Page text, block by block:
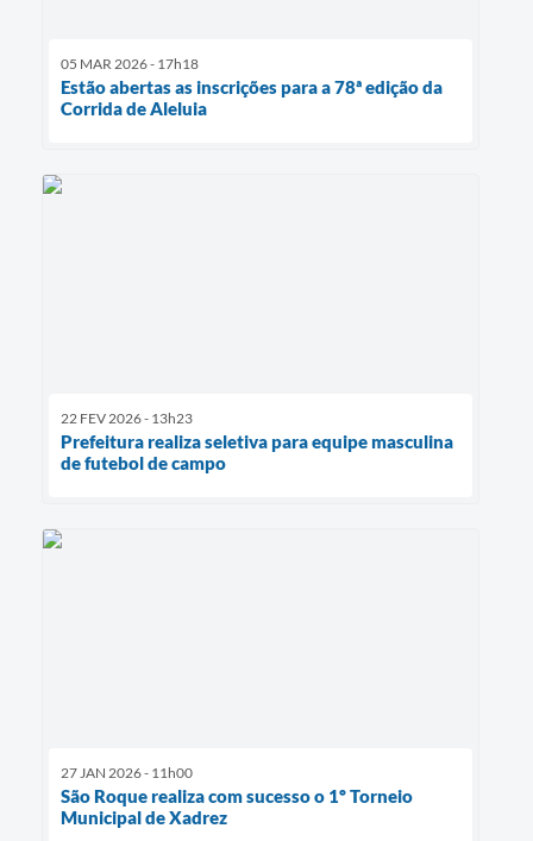
05 MAR 2026 - 17h18
Estão abertas as inscrições para a 78ª edição da
Corrida de Aleluia
22 FEV 2026 - 13h23
Prefeitura realiza seletiva para equipe masculina
de futebol de campo
27 JAN 2026 - 11h00
São Roque realiza com sucesso o 1º Torneio
Municipal de Xadrez